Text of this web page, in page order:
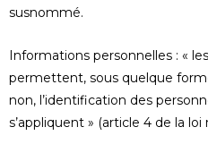
susnommé.
Informations personnelles : «
permettent, sous quelque
non, l’identification des
s’appliquent » (article 4 de la loi